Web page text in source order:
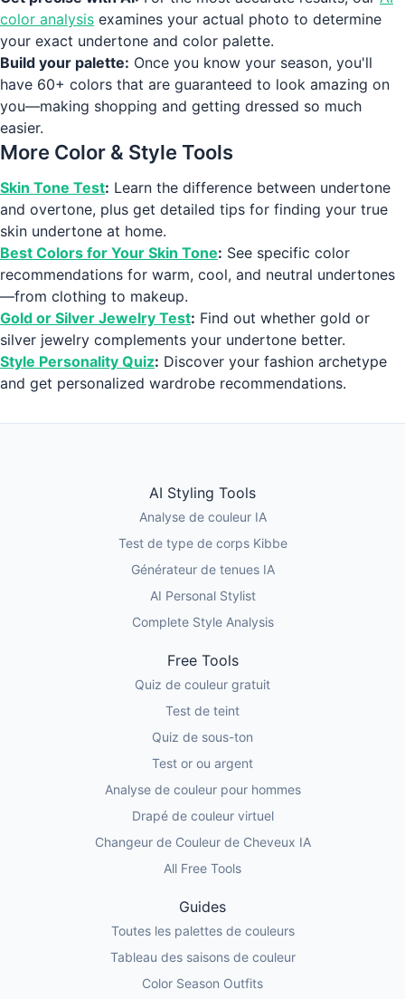
color analysis examines your actual photo to determine
your exact undertone and color palette.
Build your palette: Once you know your season, you'll
have 60+ colors that are guaranteed to look amazing on
you—making shopping and getting dressed so much
easier.
More Color & Style Tools
Skin Tone Test: Learn the difference between undertone
and overtone, plus get detailed tips for finding your true
skin undertone at home.
Best Colors for Your Skin Tone: See specific color
recommendations for warm, cool, and neutral undertones
—from clothing to makeup.
Gold or Silver Jewelry Test: Find out whether gold or
silver jewelry complements your undertone better.
Style Personality Quiz: Discover your fashion archetype
and get personalized wardrobe recommendations.
AI Styling Tools
Analyse de couleur IA
Test de type de corps Kibbe
Générateur de tenues IA
AI Personal Stylist
Complete Style Analysis
Free Tools
Quiz de couleur gratuit
Test de teint
Quiz de sous-ton
Test or ou argent
Analyse de couleur pour hommes
Drapé de couleur virtuel
Changeur de Couleur de Cheveux IA
All Free Tools
Guides
Toutes les palettes de couleurs
Tableau des saisons de couleur
Color Season Outfits